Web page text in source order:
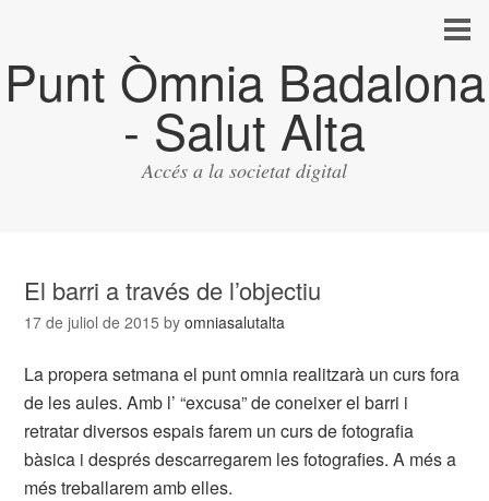
Punt Òmnia Badalona
- Salut Alta
Accés a la societat digital
El barri a través de l’objectiu
17 de juliol de 2015 byomniasalutalta
La propera setmana el punt omnia realitzarà un curs fora
de les aules. Amb l’ “excusa” de coneixer el barri i
retratar diversos espais farem un curs de fotografia
bàsica i després descarregarem les fotografies. A més a
més treballarem amb elles.